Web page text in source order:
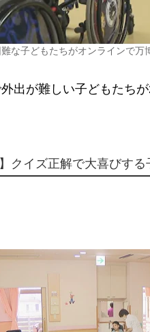
難な子どもたちがオンラインで
出が難しい子どもたち
】クイズ正解で大喜びす